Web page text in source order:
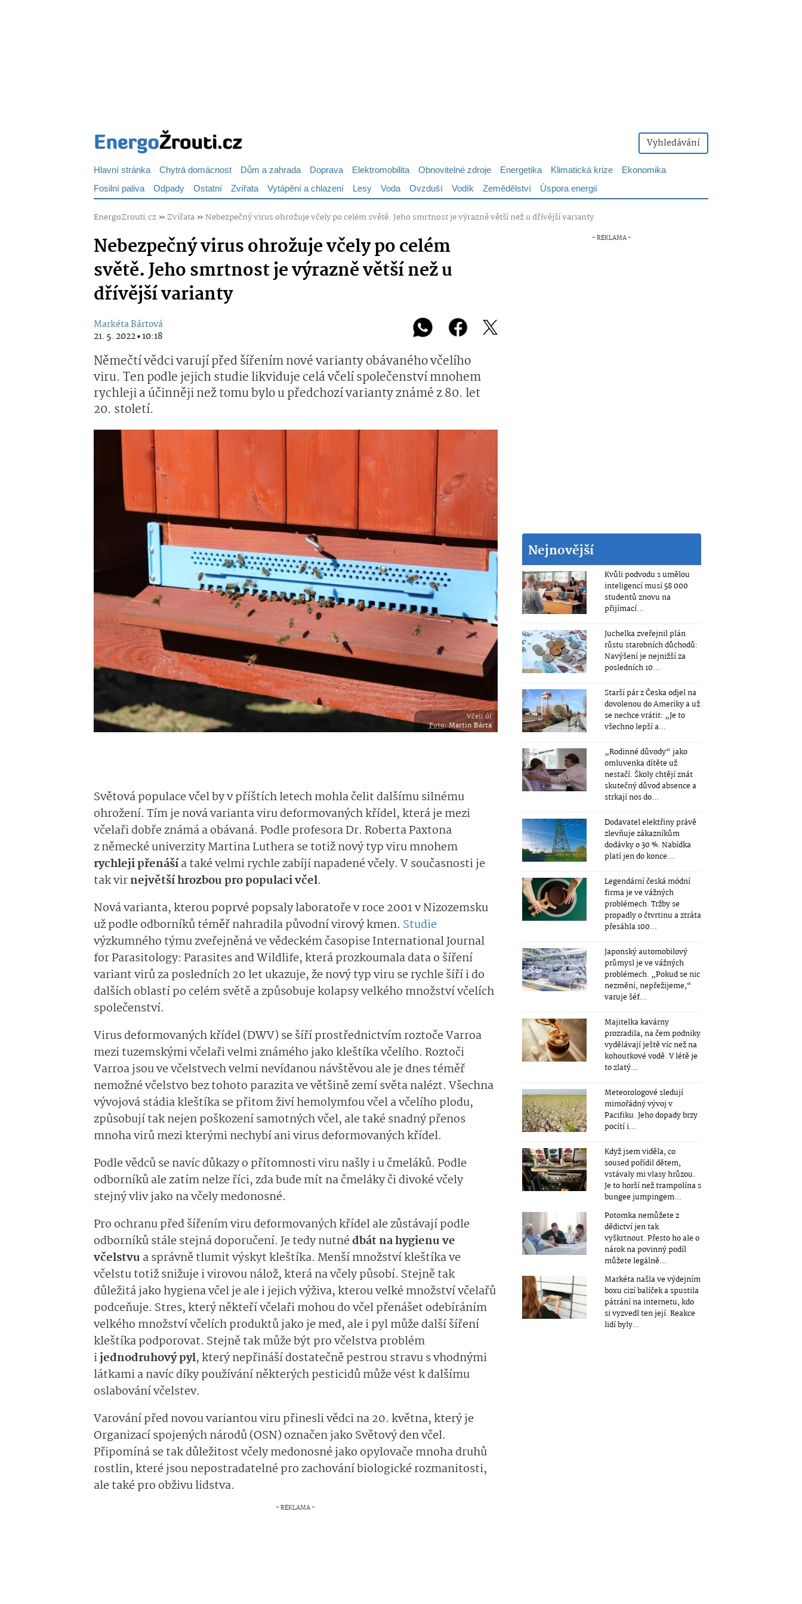
Vyhledávání
Hlavní stránka Chytrá domácnost Dům a zahrada Doprava Elektromobilita Obnovitelné zdroje Energetika Klimatická krize
Ekonomika
Fosilní paliva Odpady Ostatní Zvířata Vytápění a chlazení Lesy Voda Ovzduší Vodík Zemědělství Úspora energií
EnergoZrouti.cz»Zvířata»Nebezpečný virus ohrožuje včely po celém světě. Jeho smrtnost je výrazně větší než u dřívější varianty
Nebezpečný virus ohrožuje včely po celém
světě. Jeho smrtnost je výrazně větší než u
dřívější varianty
Markéta Bártová
21. 5. 2022 ▪ 10:18
Němečtí vědci varují před šířením nové varianty obávaného včelího
viru. Ten podle jejich studie likviduje celá včelí společenství mnohem
rychleji a účinněji než tomu bylo u předchozí varianty známé z 80. let
20. století.
Včelí úl
Foto:Martin Bárta
Světová populace včel by v příštích letech mohla čelit dalšímu silnému
ohrožení. Tím je nová varianta viru deformovaných křídel, která je mezi
včelaři dobře známá a obávaná. Podle profesora Dr. Roberta Paxtona
z německé univerzity Martina Luthera se totiž nový typ viru mnohem
rychleji přenášía také velmi rychle zabíjí napadené včely. V současnosti je
tak virnejvětší hrozbou pro populaci včel.
Nová varianta, kterou poprvé popsaly laboratoře v roce 2001 v Nizozemsku
už podle odborníků téměř nahradila původní virový kmen. Studie
výzkumného týmu zveřejněná ve vědeckém časopise International Journal
for Parasitology: Parasites and Wildlife, která prozkoumala data o šíření
variant virů za posledních 20 let ukazuje, že nový typ viru se rychle šíří i do
dalších oblastí po celém světě a způsobuje kolapsy velkého množství včelích
společenství.
Virus deformovaných křídel (DWV) se šíří prostřednictvím roztoče Varroa
mezi tuzemskými včelaři velmi známého jako kleštíka včelího. Roztoči
Varroa jsou ve včelstvech velmi nevídanou návštěvou ale je dnes téměř
nemožné včelstvo bez tohoto parazita ve většině zemí světa nalézt. Všechna
vývojová stádia kleštíka se přitom živí hemolymfou včel a včelího plodu,
způsobují tak nejen poškození samotných včel, ale také snadný přenos
mnoha virů mezi kterými nechybí ani virus deformovaných křídel.
Podle vědců se navíc důkazy o přítomnosti viru našly i u čmeláků. Podle
odborníků ale zatím nelze říci, zda bude mít na čmeláky či divoké včely
stejný vliv jako na včely medonosné.
Pro ochranu před šířením viru deformovaných křídel ale zůstávají podle
odborníků stále stejná doporučení. Je tedy nutnédbát na hygienu ve
včelstvu a správně tlumit výskyt kleštíka. Menší množství kleštíka ve
včelstu totiž snižuje i virovou nálož, která na včely působí. Stejně tak
důležitá jako hygiena včel je ale i jejich výživa, kterou velké množství včelařů
podceňuje. Stres, který někteří včelaři mohou do včel přenášet odebíráním
velkého množství včelích produktů jako je med, ale i pyl může další šíření
kleštíka podporovat. Stejně tak může být pro včelstva problém
ijednodruhový pyl, který nepřináší dostatečně pestrou stravu s vhodnými
látkami a navíc díky používání některých pesticidů může vést k dalšímu
oslabování včelstev.
Varování před novou variantou viru přinesli vědci na 20. května, který je
Organizací spojených národů (OSN) označen jako Světový den včel.
Připomíná se tak důležitost včely medonosné jako opylovače mnoha druhů
rostlin, které jsou nepostradatelné pro zachování biologické rozmanitosti,
ale také pro obživu lidstva.
Nejnovější
Kvůli podvodu s umělou
inteligencí musí 58 000
studentů znovu na
přijímací...
Juchelka zveřejnil plán
růstu starobních důchodů:
Navýšení je nejnižší za
posledních 10...
Starší pár z Česka odjel na
dovolenou do Ameriky a už
se nechce vrátit: „Je to
všechno lepší a...
„Rodinné důvody“ jako
omluvenka dítěte už
nestačí. Školy chtějí znát
skutečný důvod absence a
strkají nos do...
Dodavatel elektřiny právě
zlevňuje zákazníkům
dodávky o 30 %. Nabídka
platí jen do konce...
Legendární česká módní
firma je ve vážných
problémech. Tržby se
propadly o čtvrtinu a ztráta
přesáhla 100...
Japonský automobilový
průmysl je ve vážných
problémech. „Pokud se nic
nezmění, nepřežijeme,“
varuje šéf...
Majitelka kavárny
prozradila, na čem podniky
vydělávají ještě víc než na
kohoutkové vodě. V létě je
to zlatý...
Meteorologové sledují
mimořádný vývoj v
Pacifiku. Jeho dopady brzy
pocítí i...
Když jsem viděla, co
soused pořídil dětem,
vstávaly mi vlasy hrůzou.
Je to horší než trampolína s
bungee jumpingem...
Potomka nemůžete z
dědictví jen tak
vyškrtnout. Přesto ho ale o
nárok na povinný podíl
můžete legálně...
Markéta našla ve výdejním
boxu cizí balíček a spustila
pátrání na internetu, kdo
si vyzvedl ten její. Reakce
lidí byly...